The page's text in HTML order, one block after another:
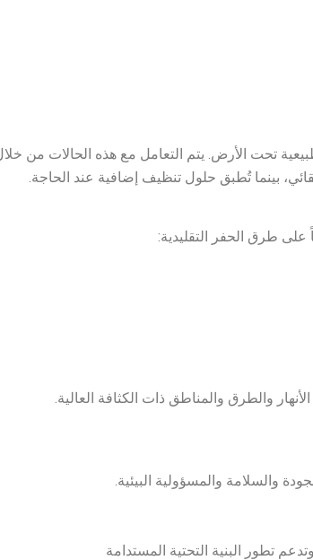
تحت الأرض. يتم التعامل مع هذه الحالات من
بينما تُطبق حلول تنظيف إضافية عند الحاجة.
والسلامة والمسؤولية البيئية.
تطور البنية التحتية المستدامة